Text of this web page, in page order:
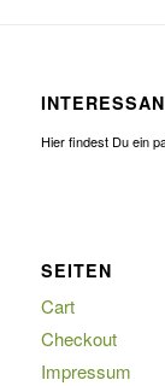
Hier findest Du ein
SEITEN
Cart
Checkout
Impressum